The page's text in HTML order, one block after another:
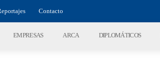
Contacto
EMPRESAS ARCA DIPLOMÁTICOS